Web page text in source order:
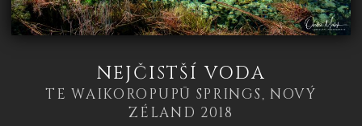
NEJČISTŠÍ VODA
TE WAIKOROPUPŪ SPRINGS, NOVÝ
ZÉLAND 2018